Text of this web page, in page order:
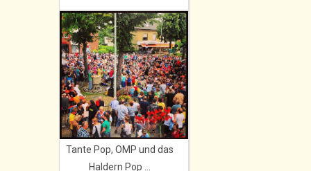
Tante Pop, OMP und das
Haldern Pop ...